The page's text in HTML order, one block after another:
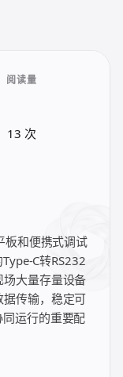
Español
Tiếng Việt
中文
阅读量
13 次
板和便携式调试
C转RS232
大量存量设备
传输，稳定可
运行的重要配